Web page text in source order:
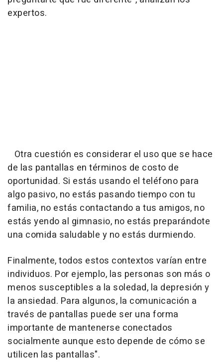
expertos.
Otra cuestión es considerar el uso que se hace
de las pantallas en términos de costo de
oportunidad. Si estás usando el teléfono para
algo pasivo, no estás pasando tiempo con tu
familia, no estás contactando a tus amigos, no
estás yendo al gimnasio, no estás preparándote
una comida saludable y no estás durmiendo.
Finalmente, todos estos contextos varían entre
individuos. Por ejemplo, las personas son más o
menos susceptibles a la soledad, la depresión y
la ansiedad. Para algunos, la comunicación a
través de pantallas puede ser una forma
importante de mantenerse conectados
socialmente aunque esto depende de cómo se
utilicen las pantallas".